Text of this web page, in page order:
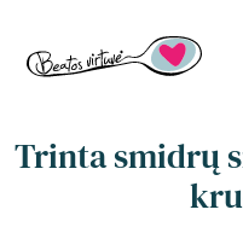
Trinta smidrų